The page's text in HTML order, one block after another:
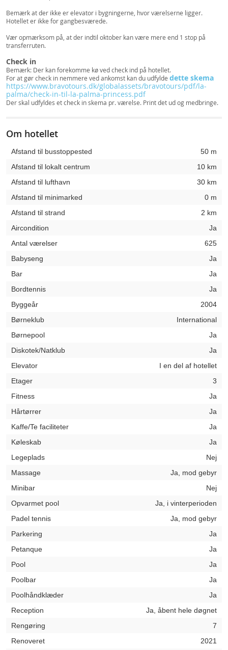
Bemærk at der ikke er elevator i bygningerne, hvor værelserne ligger.
Hotellet er ikke for gangbesværede.
Vær opmærksom på, at der indtil oktober kan være mere end 1 stop på
transferruten.
Check in
Bemærk: Der kan forekomme kø ved check ind på hotellet.
For at gør check in nemmere ved ankomst kan du udfylde dette skema
https://www.bravotours.dk/globalassets/bravotours/pdf/la-
palma/check-in-til-la-palma-princess.pdf
Der skal udfyldes et check in skema pr. værelse. Print det ud og medbringe.
Om hotellet
Afstand til busstoppested
50 m
Afstand til lokalt centrum
10 km
Afstand til lufthavn
30 km
Afstand til minimarked
0 m
Afstand til strand
2 km
Aircondition
Ja
Antal værelser
625
Babyseng
Ja
Bar
Ja
Bordtennis
Ja
Byggeår
2004
Børneklub
International
Børnepool
Ja
Diskotek/Natklub
Ja
Elevator
I en del af hotellet
Etager
3
Fitness
Ja
Hårtørrer
Ja
Kaffe/Te faciliteter
Ja
Køleskab
Ja
Legeplads
Nej
Massage
Ja, mod gebyr
Minibar
Nej
Opvarmet pool
Ja, i vinterperioden
Padel tennis
Ja, mod gebyr
Parkering
Ja
Petanque
Ja
Pool
Ja
Poolbar
Ja
Poolhåndklæder
Ja
Reception
Ja, åbent hele døgnet
Rengøring
7
Renoveret
2021